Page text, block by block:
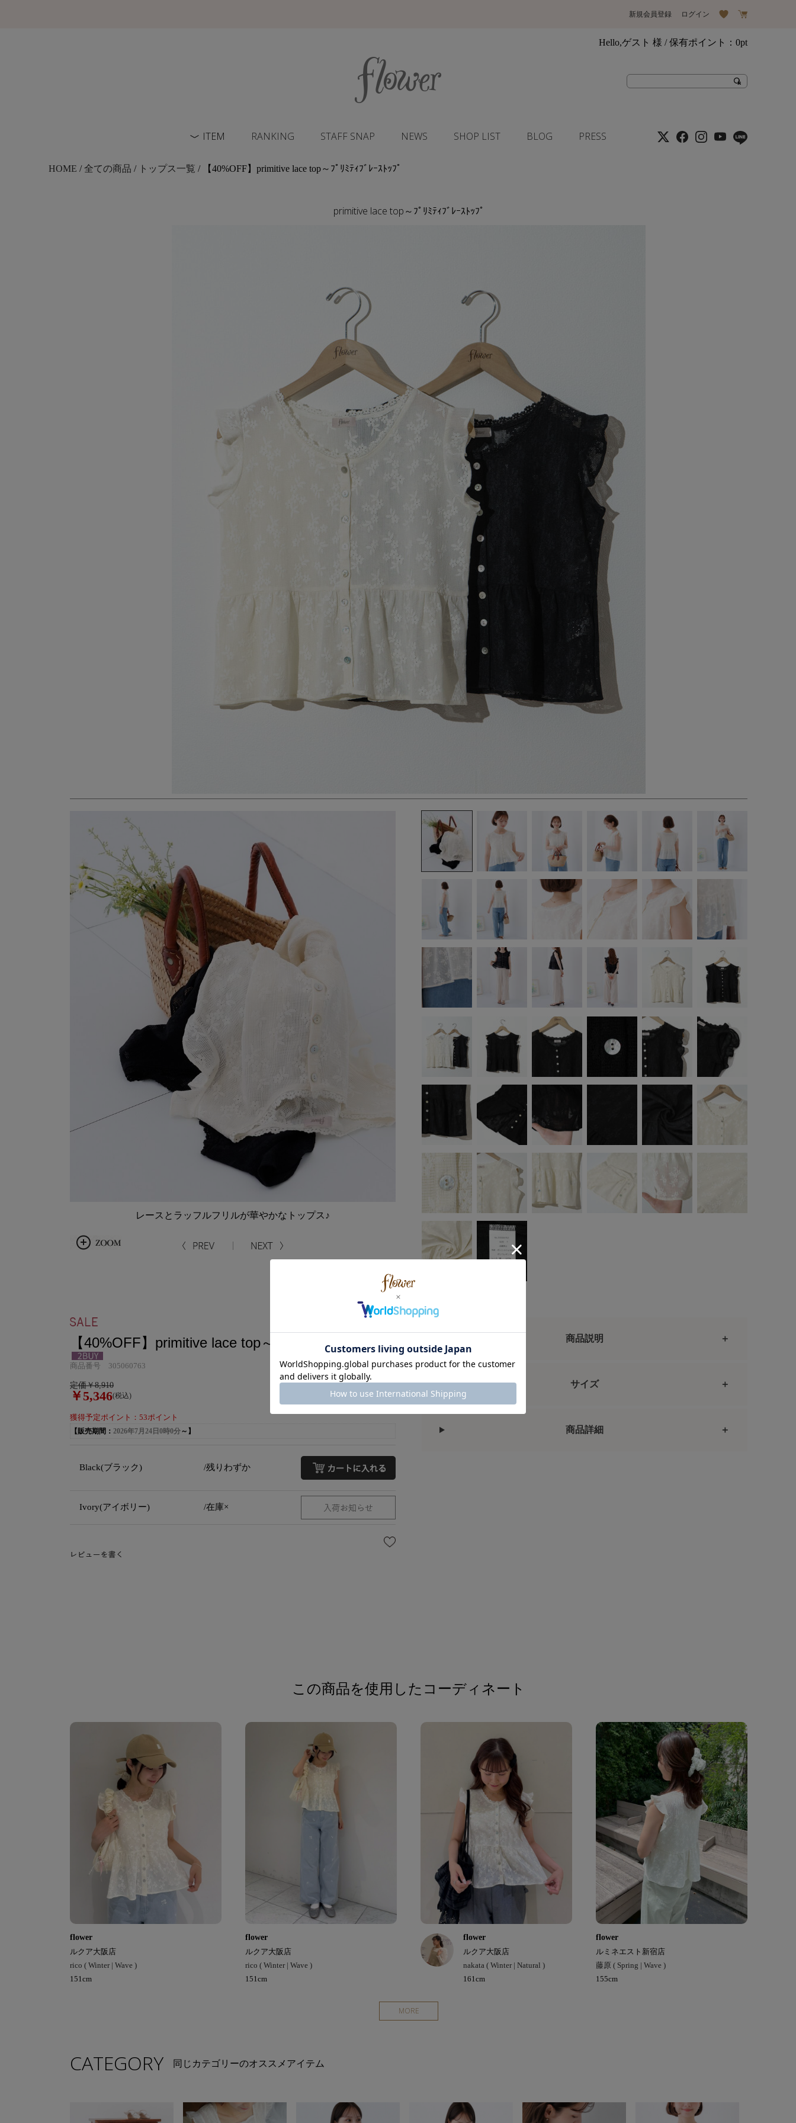
新規会員登録 ログイン
Hello,ゲスト 様 / 保有ポイント： 0pt
ITEM RANKING STAFF SNAP NEWS SHOP LIST BLOG PRESS
HOME /全ての商品 / トップス一覧 / 【40%OFF】primitive lace top～ﾌﾟﾘﾐﾃｨﾌﾞﾚｰｽﾄｯﾌﾟ
primitive lace top～ﾌﾟﾘﾐﾃｨﾌﾞﾚｰｽﾄｯﾌﾟ
レースとラッフルフリルが華やかなトップス♪
商品説明
サイズ
商品詳細
【40%OFF】primitive lace top～ﾌﾟﾘﾐﾃｨﾌﾞﾚｰｽﾄｯﾌﾟ
商品番号 305060763
定価￥8,910
￥5,346(税込)
獲得予定ポイント：53ポイント
【販売期間： 2026年7月24日0時0分～】
Black(ブラック) /残りわずか
Ivory(アイボリー) /在庫×
この商品を使用したコーディネート
flower
ルクア大阪店
rico ( Winter | Wave )
151cm
flower
ルクア大阪店
rico ( Winter | Wave )
151cm
flower
ルクア大阪店
nakata ( Winter | Natural )
161cm
flower
ルミネエスト新宿店
藤原 ( Spring | Wave )
155cm
MORE
CATEGORY 同じカテゴリーのオススメアイテム